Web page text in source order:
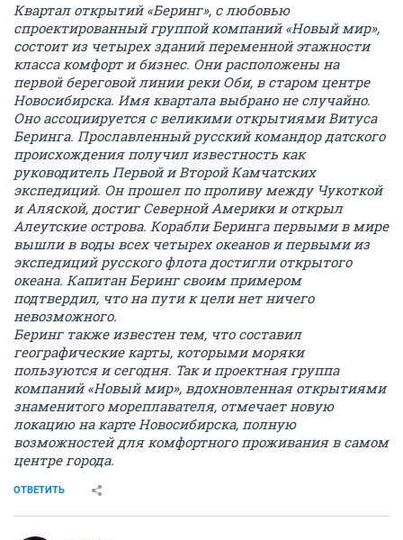
Квартал открытий «Беринг», с любовью
спроектированный группой компаний «Новый мир»,
состоит из четырех зданий переменной этажности
класса комфорт и бизнес. Они расположены на
первой береговой линии реки Оби, в старом центре
Новосибирска. Имя квартала выбрано не случайно.
Оно ассоциируется с великими открытиями Витуса
Беринга. Прославленный русский командор датского
происхождения получил известность как
руководитель Первой и Второй Камчатских
экспедиций. Он прошел по проливу между Чукоткой
и Аляской, достиг Северной Америки и открыл
Алеутские острова. Корабли Беринга первыми в мире
вышли в воды всех четырех океанов и первыми из
экспедиций русского флота достигли открытого
океана. Капитан Беринг своим примером
подтвердил, что на пути к цели нет ничего
невозможного.
Беринг также известен тем, что составил
географические карты, которыми моряки
пользуются и сегодня. Так и проектная группа
компаний «Новый мир», вдохновленная открытиями
знаменитого мореплавателя, отмечает новую
локацию на карте Новосибирска, полную
возможностей для комфортного проживания в самом
центре города.
ОТВЕТИТЬ